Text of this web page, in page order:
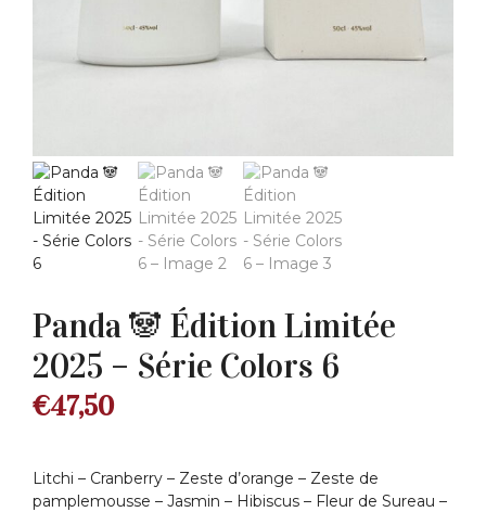
Panda 🐼 Édition Limitée
2025 – Série Colors 6
€47,50
Litchi – Cranberry – Zeste d’orange – Zeste de
pamplemousse – Jasmin – Hibiscus – Fleur de Sureau –